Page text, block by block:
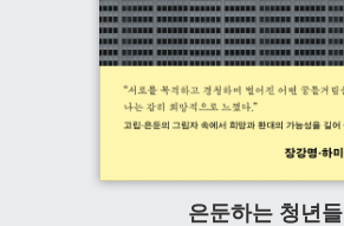
은둔하는 청년들